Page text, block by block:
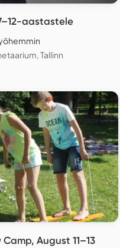
aastastele
Tallinn
August 11–13